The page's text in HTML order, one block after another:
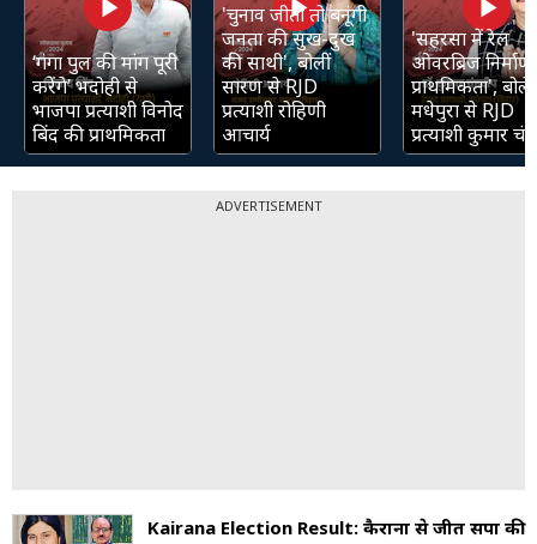
‘गंगा पुल की मांग पूरी
करेंगे’ भदोही से
भाजपा प्रत्याशी विनोद
बिंद की प्राथमिकता
'चुनाव जीती तो बनूंगी
जनता की सुख-दुख
की साथी', बोलीं
सारण से RJD
प्रत्याशी रोहिणी
आचार्य
'सहरसा में रेल
ओवरब्रिज निर्माण
प्राथमिकता', बोले
मधेपुरा से RJD
प्रत्याशी कुमार
ADVERTISEMENT
Kairana Election Result: कैराना से जीतीं सपा की